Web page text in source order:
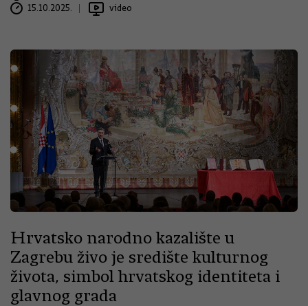
15.10.2025. video
Hrvatsko narodno kazalište u
Zagrebu živo je središte kulturnog
života, simbol hrvatskog identiteta i
glavnog grada